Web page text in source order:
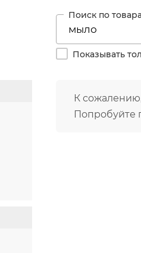
Показывать
К
Попробуйте